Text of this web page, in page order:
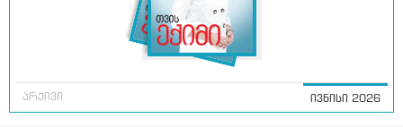
არქივი ივნისი 2026